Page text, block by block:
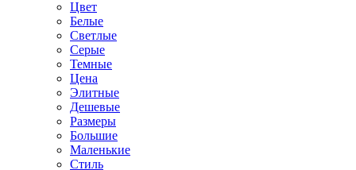
Цвет
Белые
Светлые
Серые
Темные
Цена
Элитные
Дешевые
Размеры
Большие
Маленькие
Стиль